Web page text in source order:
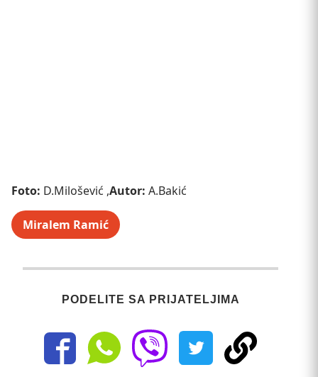
Foto: D.Milošević ,Autor: A.Bakić
Miralem Ramić
PODELITE SA PRIJATELJIMA